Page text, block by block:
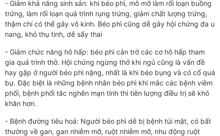
- Giảm khả năng sinh sản: khi béo phì, mô mỡ làm rối loạn buồng
trứng, làm rối loạn quá trình rụng trứng, giảm chất lượng trứng,
thậm chí có thể gây vô kinh. Béo phì cũng dễ gây hội chứng đa u
nang, khó thụ tinh, dễ sẩy thai
- Giảm chức năng hô hấp: béo phì cản trở các cơ hô hấp tham
gia quá trình thở. Hội chứng ngừng thở khi ngủ cũng là vấn đề
hay gặp ở người béo phì nặng, nhất là khi béo bụng và có cổ quá
bự. Đặc biệt là những bệnh nhân béo phì khi mắc các bệnh viêm
phổi, bệnh phổi tắc nghẽn mạn tính thì tiên lượng điều trị sẽ khó
khăn hơn.
- Bệnh đường tiêu hoá: Người béo phì dễ bị bệnh túi mật, có bất
thường về gan, gan nhiễm mỡ, ruột nhiễm mỡ, nhu động ruột